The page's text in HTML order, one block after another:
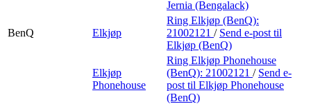
Jernia (Bengalack)
BenQ Elkjøp
Ring Elkjøp (BenQ):
21002121 / Send e-post til
Elkjøp (BenQ)
Elkjøp
Phonehouse
Ring Elkjøp Phonehouse
(BenQ): 21002121 / Send e-
post til Elkjøp Phonehouse
(BenQ)